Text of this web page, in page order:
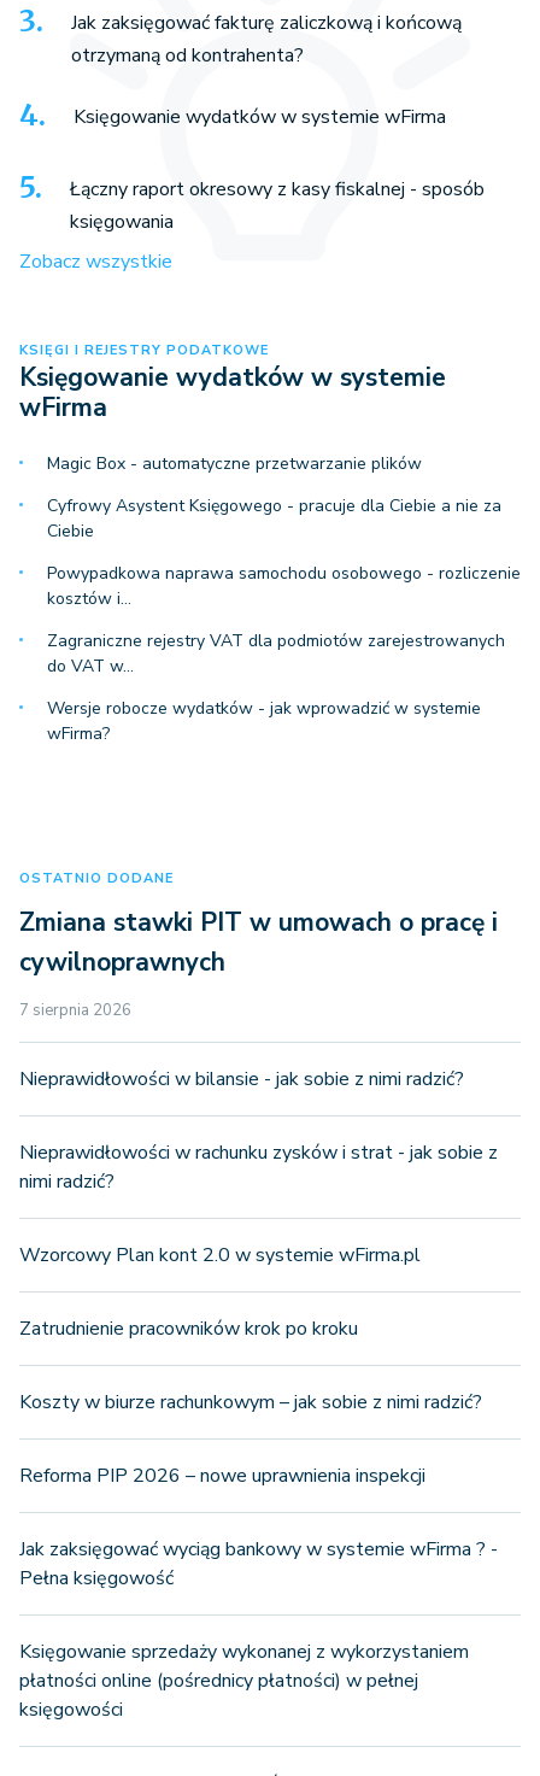
contractor_gus_registers - Dane
contractor_vies_registers -
Zapytania do bazy VIES
Deklaracje
declaration_body_fields - Pola
Płatności
payment_cashbox_documents -
Dokument kasowy
expenses - Wydatek
ledger_accounts
Jak zaksięgować fakturę zaliczkową i końcową
otrzymaną od kontrahenta?
Księgowanie wydatków w systemie wFirma
Łączny raport okresowy z kasy fiskalnej - sposób
księgowania
Zobacz wszystkie
KSIĘGI I REJESTRY PODATKOWE
Księgowanie wydatków w systemie
wFirma
Magic Box - automatyczne przetwarzanie plików
Cyfrowy Asystent Księgowego - pracuje dla Ciebie a nie za
Ciebie
Powypadkowa naprawa samochodu osobowego - rozliczenie
kosztów i…
Zagraniczne rejestry VAT dla podmiotów zarejestrowanych
do VAT w…
Wersje robocze wydatków - jak wprowadzić w systemie
wFirma?
OSTATNIO DODANE
Zmiana stawki PIT w umowach o pracę i
cywilnoprawnych
7 sierpnia 2026
Nieprawidłowości w bilansie - jak sobie z nimi radzić?
Nieprawidłowości w rachunku zysków i strat - jak sobie z
nimi radzić?
Wzorcowy Plan kont 2.0 w systemie wFirma.pl
Zatrudnienie pracowników krok po kroku
Koszty w biurze rachunkowym – jak sobie z nimi radzić?
Reforma PIP 2026 – nowe uprawnienia inspekcji
Jak zaksięgować wyciąg bankowy w systemie wFirma ? -
Pełna księgowość
Księgowanie sprzedaży wykonanej z wykorzystaniem
płatności online (pośrednicy płatności) w pełnej
księgowości